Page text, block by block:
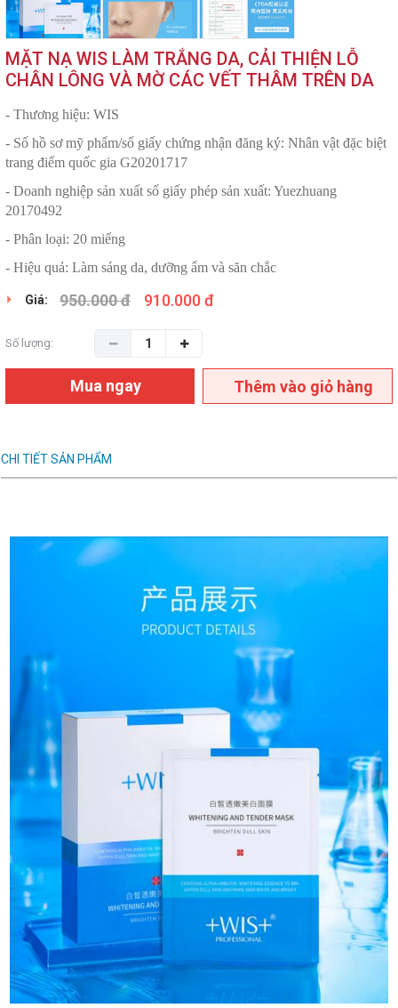
MẶT NẠ WIS LÀM TRẮNG DA, CẢI THIỆN LỖ
CHÂN LÔNG VÀ MỜ CÁC VẾT THÂM TRÊN DA
- Thương hiệu: WIS
- Số hồ sơ mỹ phẩm/số giấy chứng nhận đăng ký: Nhân vật đặc biệt
trang điểm quốc gia G20201717
- Doanh nghiệp sản xuất số giấy phép sản xuất: Yuezhuang
20170492
- Phân loại: 20 miếng
- Hiệu quả: Làm sáng da, dưỡng ẩm và săn chắc
Giá: 950.000 đ 910.000 đ
Số lượng:
Mua ngay Thêm vào giỏ hàng
CHI TIẾT SẢN PHẨM